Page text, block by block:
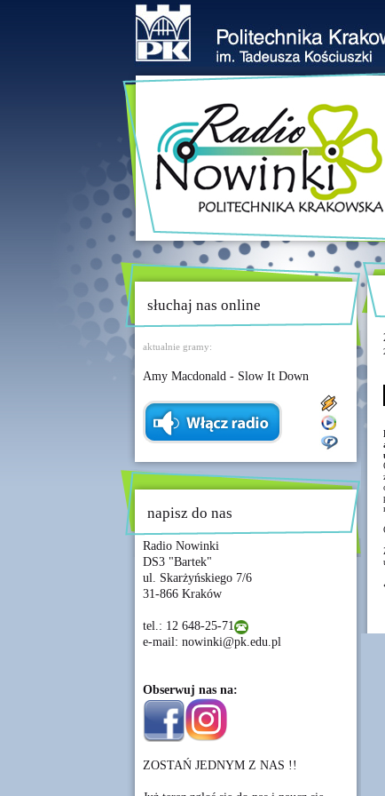
słuchaj nas online
aktualnie gramy:
Amy Macdonald - Slow It Down
napisz do nas
Radio Nowinki
DS3 "Bartek"
ul. Skarżyńskiego 7/6
31-866 Kraków
tel.: 12 648-25-71
e-mail: nowinki@pk.edu.pl
Obserwuj nas na:
ZOSTAŃ JEDNYM Z NAS !!